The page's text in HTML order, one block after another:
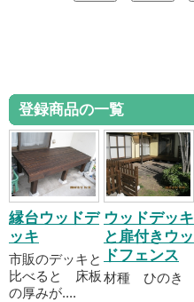
登録商品の一覧
縁台ウッドデ
ッキ
市販のデッキと
比べると 床板
の厚みが....
ウッドデッキ
と扉付きウッ
ドフェンス
材種 ひのき